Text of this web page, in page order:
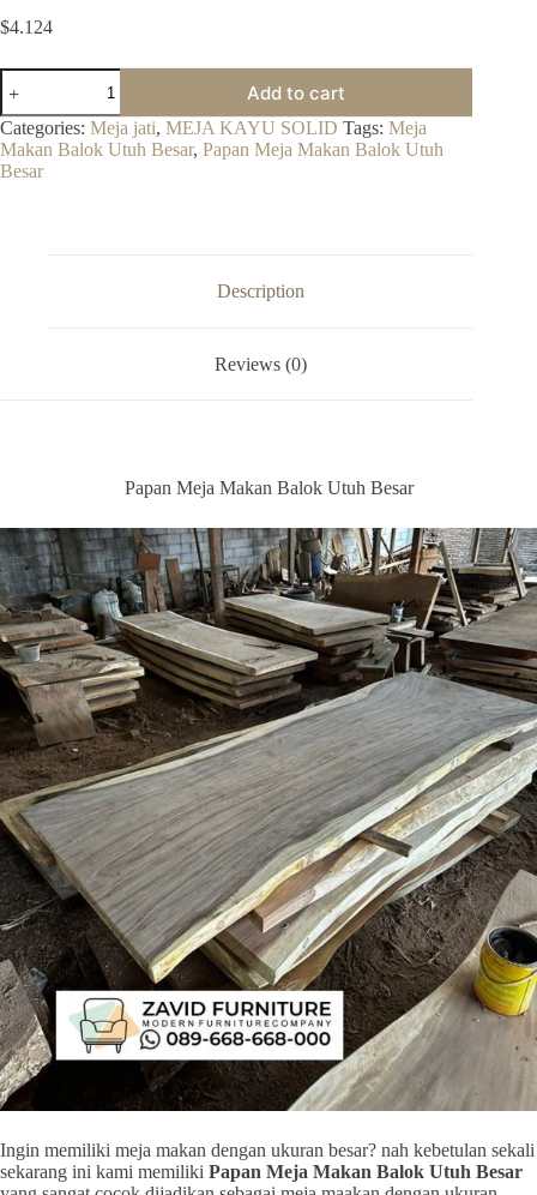
$4.124
Papan
Meja
Makan
Balok
Utuh
Besar
Add to cart
Categories: Meja jati, MEJA KAYU SOLID Tags: Meja
Makan Balok Utuh Besar, Papan Meja Makan Balok Utuh
Besar
Description
Reviews (0)
Papan Meja Makan Balok Utuh Besar
Ingin memiliki meja makan dengan ukuran besar? nah kebetulan sekali
sekarang ini kami memiliki Papan Meja Makan Balok Utuh Besar